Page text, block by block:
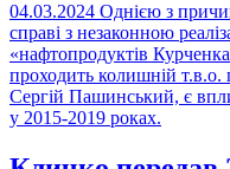
04.03.2024 Однією з
справі з незаконною
«нафтопродуктів
проходить колишній т.в.о.
Сергій Пашинський, є
у 2015-2019 роках.